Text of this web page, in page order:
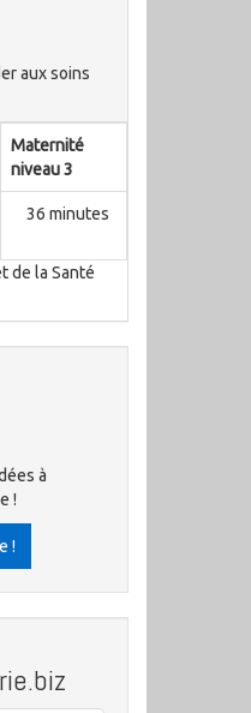
aux soins
Maternité
niveau 3
36 minutes
de la Santé
à
!
!